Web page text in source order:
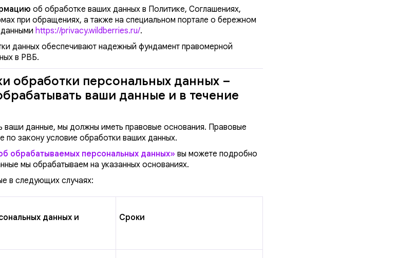
об обработке ваших данных в Политике, Соглашениях,
при обращениях, а также на специальном портале о бережном
https://privacy.wildberries.ru/.
данных обеспечивают надежный фундамент правомерной
в РВБ.
обработки персональных данных –
ваши данные и в течение
ваши данные, мы должны иметь правовые основания. Правовые
по закону условие обработки ваших данных.
обрабатываемых персональных данных» вы можете подробно
мы обрабатываем на указанных основаниях.
в следующих случаях:
данных и
Сроки